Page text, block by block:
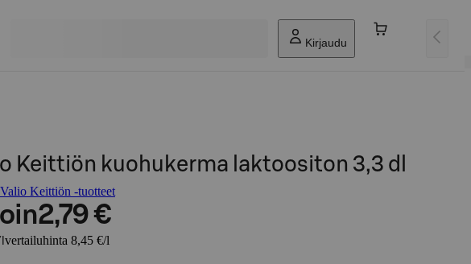
Kirjaudu
Keittiön kuohukerma laktoositon 3,3 dl
Keittiön -tuotteet
2,79 €
vertailuhinta 8,45 €/l